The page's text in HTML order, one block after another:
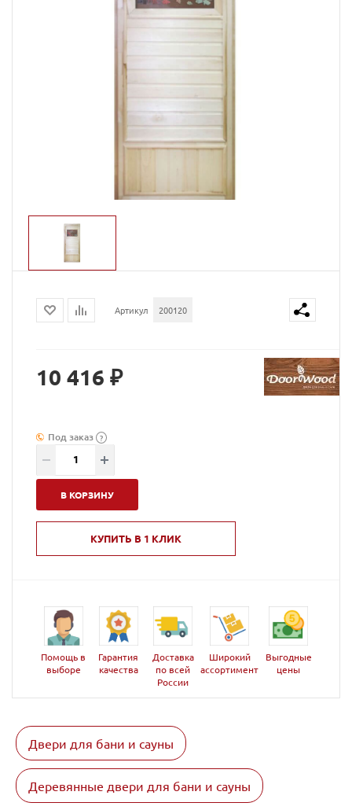
Артикул 200120
10 416 ₽
Под заказ ?
В КОРЗИНУ
КУПИТЬ В 1 КЛИК
Помощь в
выборе
Гарантия
качества
Доставка
по всей
России
Широкий
ассортимент
Выгодные
цены
Двери для бани и сауны
Деревянные двери для бани и сауны